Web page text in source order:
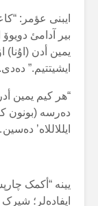
ایبنی عؤمر:
بیر آدامئ دویوۆ
یمین أدن
ایشیتتیم.” دەدی.
“هر کیم یمین
دەرسە (بونون
ایللاللاە’
یینە “أکمک
ایفادەلر؛